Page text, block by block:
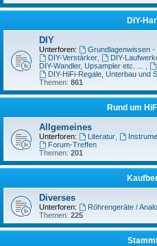
DIY-
DIY
Unterforen: Grundlagenwissen -
DIY-Verstärker, DIY-
DIY-Wandler, Upsampler etc. ...
DIY-HiFi-Regale, Unterbau und
Themen: 861
Rund um
Allgemeines
Unterforen: Literatur,
Forum-Treffen
Themen: 201
Diverses
Unterforen: Röhrengeräte /
Themen: 225